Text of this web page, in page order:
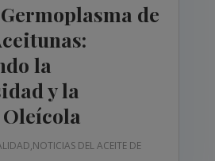
de
la
y la
,NOTICIAS DEL ACEITE DE